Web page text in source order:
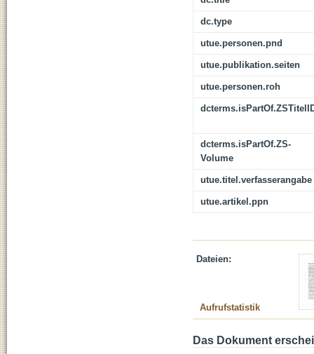
dc.type
utue.personen.pnd
utue.publikation.seiten
utue.personen.roh
dcterms.isPartOf.ZS-
Volume
utue.titel.verfasserangabe
utue.artikel.ppn
Dateien:
Aufrufstatistik
Das Dokument